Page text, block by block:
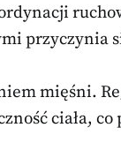
przyczynia
mięśni.
ciała, co